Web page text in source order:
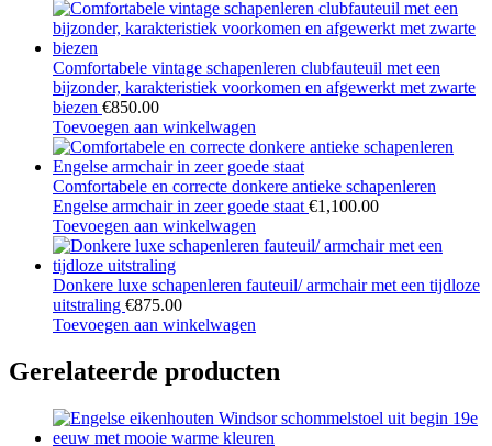
Comfortabele vintage schapenleren clubfauteuil met een
bijzonder, karakteristiek voorkomen en afgewerkt met zwarte
biezen €850.00
Toevoegen aan winkelwagen
Comfortabele en correcte donkere antieke schapenleren
Engelse armchair in zeer goede staat €1,100.00
Toevoegen aan winkelwagen
Donkere luxe schapenleren fauteuil/ armchair met een tijdloze
uitstraling €875.00
Toevoegen aan winkelwagen
Gerelateerde producten